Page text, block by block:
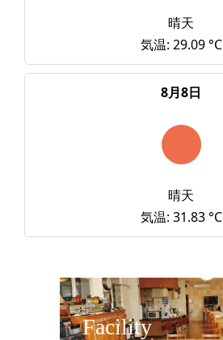
晴天
気温: 29.09 °C
8月8日
晴天
気温: 31.83 °C
Facility